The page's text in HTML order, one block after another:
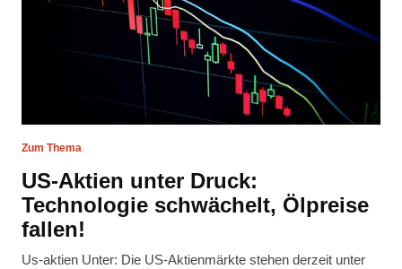
Zum Thema
US-Aktien unter Druck:
Technologie schwächelt, Ölpreise
fallen!
Us-aktien Unter: Die US-Aktienmärkte stehen derzeit unter